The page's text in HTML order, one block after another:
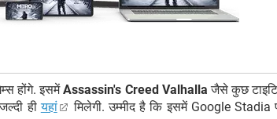
होंगे. इसमेंAssassin's Creed Valhalla जैसे कुछ
हीयहां मिलेगी. उम्मीद है कि इसमें Google Stadia